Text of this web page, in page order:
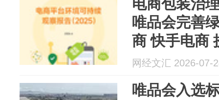
电商包装治
唯品会完善
商 快手电商
网经文汇 2026-07-
唯品会入选